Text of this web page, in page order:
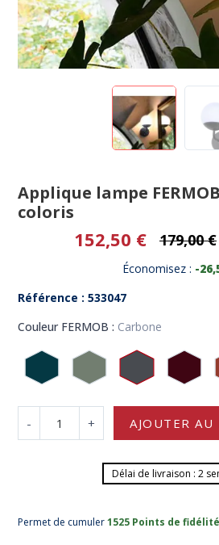
Applique lampe
coloris
152,50 € 179,00 €
Économisez : -
Référence : 533047
Couleur FERMOB : Carbone
- + AJOUTER AU
Délai de livraison : 2
Permet de cumuler1525 Points de fidélité